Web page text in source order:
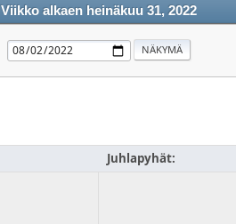
Viikko alkaen heinäkuu 31, 2022
Juhlapyhät: